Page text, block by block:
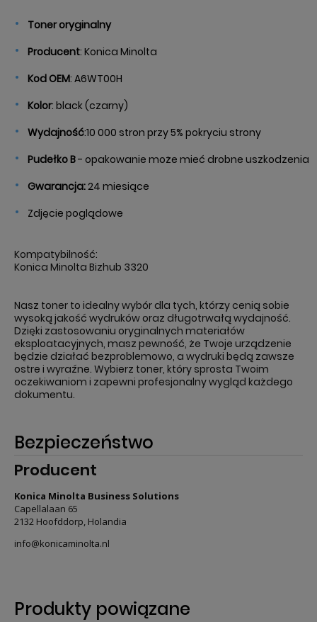
Toner oryginalny
Producent: Konica Minolta
Kod OEM: A6WT00H
Kolor: black (czarny)
Wydajność:10 000 stron przy 5% pokryciu strony
Pudełko B- opakowanie może mieć drobne uszkodzenia
Gwarancja:24 miesiące
Zdjęcie poglądowe
Kompatybilność:
Konica Minolta Bizhub 3320
Nasz toner to idealny wybór dla tych, którzy cenią sobie
wysoką jakość wydruków oraz długotrwałą wydajność.
Dzięki zastosowaniu oryginalnych materiałów
eksploatacyjnych, masz pewność, że Twoje urządzenie
będzie działać bezproblemowo, a wydruki będą zawsze
ostre i wyraźne. Wybierz toner, który sprosta Twoim
oczekiwaniom i zapewni profesjonalny wygląd każdego
dokumentu.
Bezpieczeństwo
Producent
Konica Minolta Business Solutions
Capellalaan 65
2132 Hoofddorp, Holandia
info@konicaminolta.nl
Produkty powiązane